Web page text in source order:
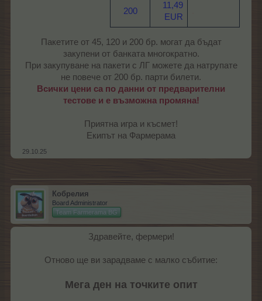
200
11,49
EUR
Пакетите от 45, 120 и 200 бр. могат да бъдат
закупени от банката многократно.
При закупуване на пакети с ЛГ можете да натрупате
не повече от 200 бр. парти билети.
Всички цени са по данни от предварителни
тестове и е възможна промяна!
Приятна игра и късмет!
Екипът на Фармерама​
29.10.25
Кобрелия
Board Administrator
Team Farmerama BG
Здравейте, фермери!
Отново ще ви зарадваме с малко събитие:
Мега ден на точките опит